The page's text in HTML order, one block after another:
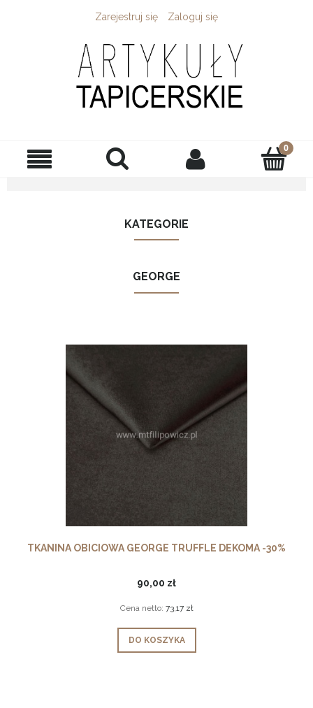
Zarejestruj się Zaloguj się
KATEGORIE
GEORGE
TKANINA OBICIOWA GEORGE TRUFFLE DEKOMA -30%
90,00 zł
Cena netto: 73,17 zł
DO KOSZYKA